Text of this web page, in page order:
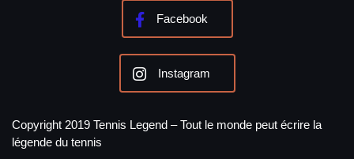
Facebook
Instagram
Copyright 2019 Tennis Legend – Tout le monde peut écrire la
légende du tennis